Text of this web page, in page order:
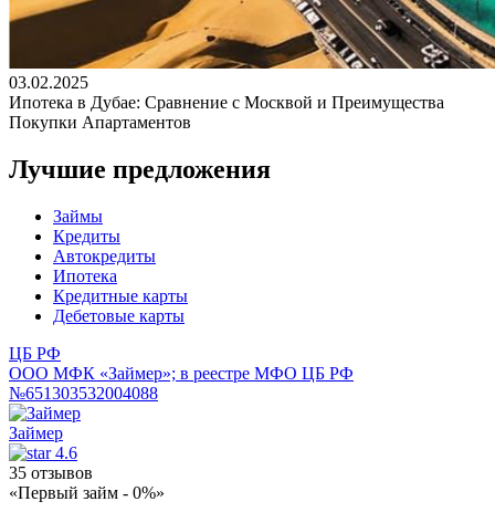
03.02.2025
Ипотека в Дубае: Сравнение с Москвой и Преимущества
Покупки Апартаментов
Лучшие предложения
Займы
Кредиты
Автокредиты
Ипотека
Кредитные карты
Дебетовые карты
ЦБ РФ
ООО МФК «Займер»; в реестре МФО ЦБ РФ
№651303532004088
Займер
4.6
35 отзывов
«Первый займ - 0%»